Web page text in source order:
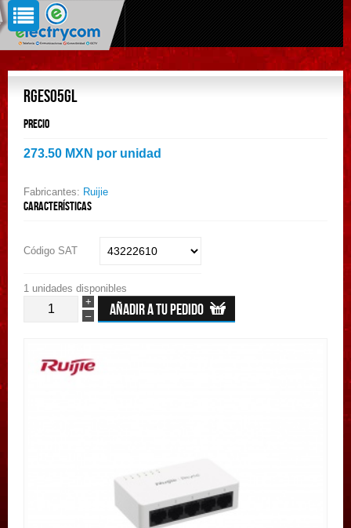
RGES05GL
Precio
273.50 MXN por unidad
Fabricantes: Ruijie
Características
Código SAT
1 unidades disponibles
+
–